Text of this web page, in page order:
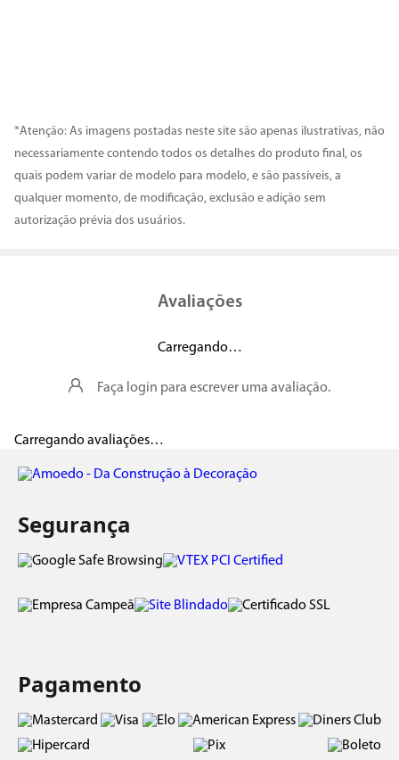
*Atenção: As imagens postadas neste site são apenas ilustrativas, não
necessariamente contendo todos os detalhes do produto final, os
quais podem variar de modelo para modelo, e são passíveis, a
qualquer momento, de modificação, exclusão e adição sem
autorização prévia dos usuários.
Avaliações
Carregando…
Faça login para escrever uma avaliação.
Carregando avaliações…
Segurança
Pagamento